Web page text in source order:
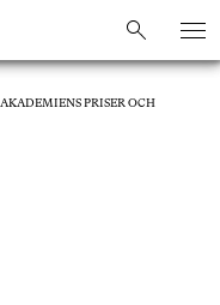
sök
sök
PRISER OCH